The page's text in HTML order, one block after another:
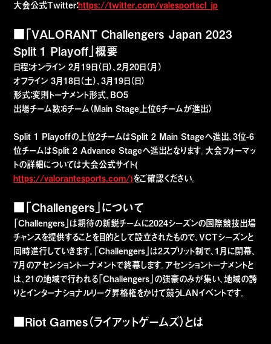
大会公式Twitter：https://twitter.com/valesportscl_jp
■「VALORANT Challengers Japan 2023
Split 1 Playoff」概要
日程：オンライン 2月19日（日）、2月20日（月）
オフライン 3月18日（土）、3月19日（日）
形式：変則トーナメント形式、BO5
出場チーム数：6チーム（Main Stage上位6チームが進出）
Split 1 Playoffの上位2チームはSplit 2 Main Stageへ進出、3位-6
位チームはSplit 2 Advance Stageへ進出となります。大会フォーマッ
トの詳細については大会公式サイト(
https://valorantesports.com/)をご確認ください。
■「Challengers」について
「Challengers」は期待の新鋭チームに2024シーズンの国際競技出場
チャンスを提供することを目的として設立されたもので、VCTシーズンと
同時進行していきます。「Challengers」は2スプリット制で、1月に開幕、
7月のアセンショントーナメントで終幕します。アセンショントーナメントと
は、21の地域で行われる「Challengers」の強豪のみが集い、地域の誇
りとインターナショナルリーグ昇格権をかけて競うLANイベントです。
■Riot Games（ライアットゲームズ）とは